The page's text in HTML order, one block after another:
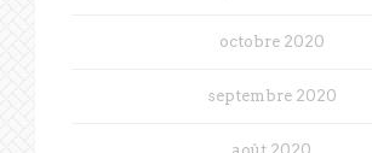
octobre 2020
septembre 2020